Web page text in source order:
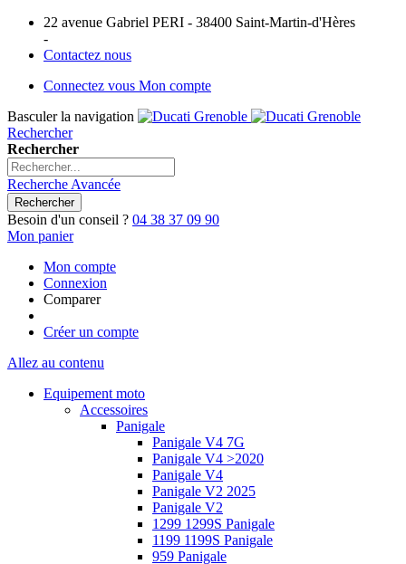
22 avenue Gabriel PERI - 38400 Saint-Martin-d'Hères
-
Contactez nous
Connectez vous Mon compte
Basculer la navigation
Rechercher
Rechercher
Recherche Avancée
Rechercher
Besoin d'un conseil ? 04 38 37 09 90
Mon panier
Mon compte
Connexion
Comparer
Créer un compte
Allez au contenu
Equipement moto
Accessoires
Panigale
Panigale V4 7G
Panigale V4 >2020
Panigale V4
Panigale V2 2025
Panigale V2
1299 1299S Panigale
1199 1199S Panigale
959 Panigale